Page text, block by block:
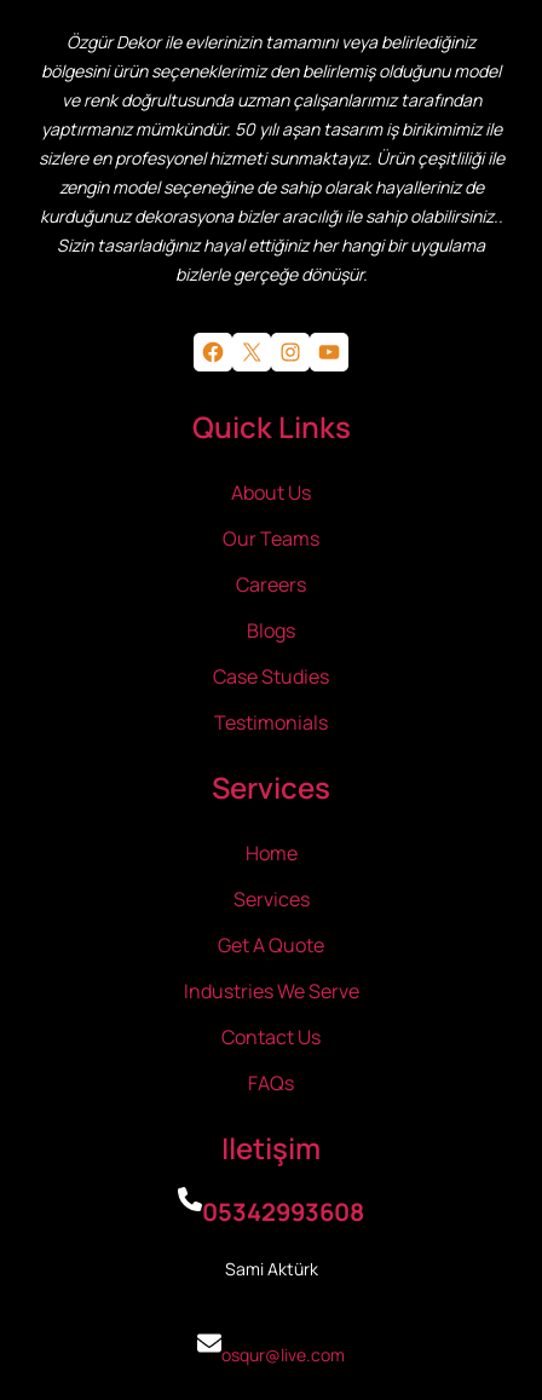
Özgür Dekor ile evlerinizin tamamını veya belirlediğiniz
bölgesini ürün seçeneklerimiz den belirlemiş olduğunu model
ve renk doğrultusunda uzman çalışanlarımız tarafından
yaptırmanız mümkündür. 50 yılı aşan tasarım iş birikimimiz ile
sizlere en profesyonel hizmeti sunmaktayız. Ürün çeşitliliği ile
zengin model seçeneğine de sahip olarak hayalleriniz de
kurduğunuz dekorasyona bizler aracılığı ile sahip olabilirsiniz..
Sizin tasarladığınız hayal ettiğiniz her hangi bir uygulama
bizlerle gerçeğe dönüşür.
Facebook X Instagram YouTube
Quick Links
About Us
Our Teams
Careers
Blogs
Case Studies
Testimonials
Services
Home
Services
Get A Quote
Industries We Serve
Contact Us
FAQs
Iletişim
05342993608
Sami Aktürk
osqur@live.com